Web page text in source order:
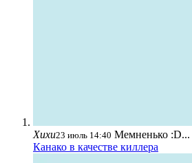
Хихи23 июль 14:40 Мемненько :D...
Канако в качестве киллера